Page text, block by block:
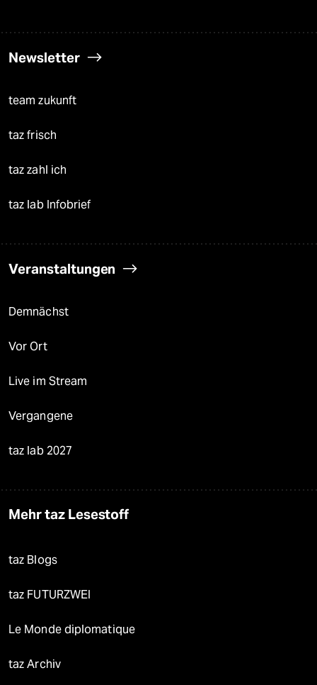
Newsletter
team zukunft
taz frisch
taz zahl ich
taz lab Infobrief
Veranstaltungen
Demnächst
Vor Ort
Live im Stream
Vergangene
taz lab 2027
Mehr taz Lesestoff
taz Blogs
taz FUTURZWEI
Le Monde diplomatique
taz Archiv